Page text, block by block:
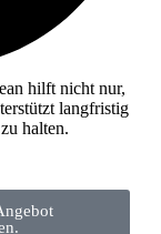
hilft nicht nur,
langfristig
halten.